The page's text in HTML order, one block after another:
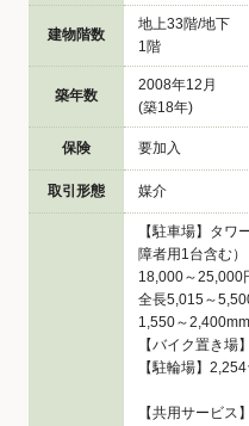
建物階数
地上33階/地下
1階
築年数
2008年12月
(築18年)
保険 要加入
取引形態 媒介
【駐車場】タ
障者用1台含む）
18,000～25,000
全長5,015～
1,550～
【バイク置き場
【駐輪場】
【共用サービス】